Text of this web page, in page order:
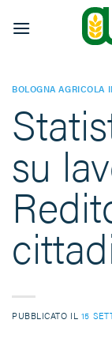
BOLOGNA AGRICOLA
su
PUBBLICATO IL 15